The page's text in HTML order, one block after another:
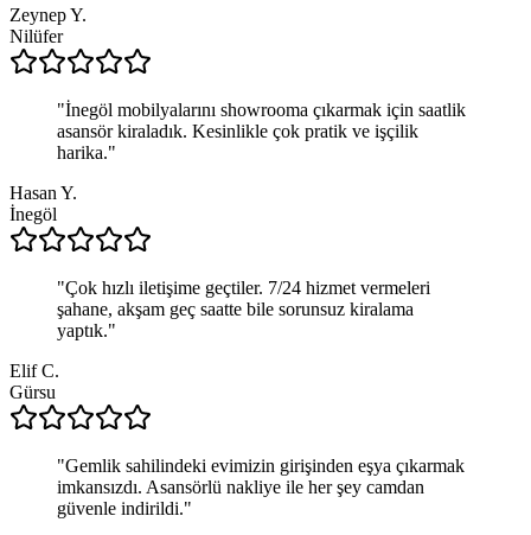
Zeynep Y.
Nilüfer
"İnegöl mobilyalarını showrooma çıkarmak için saatlik
asansör kiraladık. Kesinlikle çok pratik ve işçilik
harika."
Hasan Y.
İnegöl
"Çok hızlı iletişime geçtiler. 7/24 hizmet vermeleri
şahane, akşam geç saatte bile sorunsuz kiralama
yaptık."
Elif C.
Gürsu
"Gemlik sahilindeki evimizin girişinden eşya çıkarmak
imkansızdı. Asansörlü nakliye ile her şey camdan
güvenle indirildi."